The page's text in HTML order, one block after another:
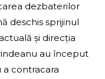
dezbaterilor
deschis sprijinul
și direcția
au început
contracara